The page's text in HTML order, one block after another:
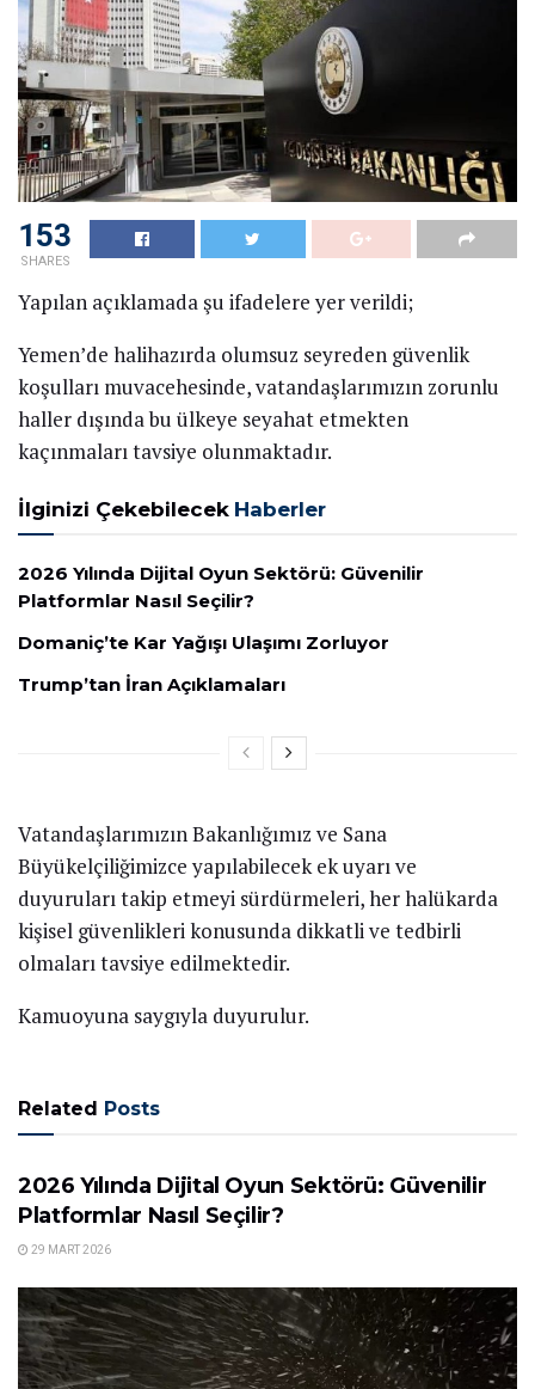
153
SHARES
Yapılan açıklamada şu ifadelere yer verildi;
Yemen’de halihazırda olumsuz seyreden güvenlik
koşulları muvacehesinde, vatandaşlarımızın zorunlu
haller dışında bu ülkeye seyahat etmekten
kaçınmaları tavsiye olunmaktadır.
İlginizi Çekebilecek Haberler
2026 Yılında Dijital Oyun Sektörü: Güvenilir
Platformlar Nasıl Seçilir?
Domaniç’te Kar Yağışı Ulaşımı Zorluyor
Trump’tan İran Açıklamaları
Vatandaşlarımızın Bakanlığımız ve Sana
Büyükelçiliğimizce yapılabilecek ek uyarı ve
duyuruları takip etmeyi sürdürmeleri, her halükarda
kişisel güvenlikleri konusunda dikkatli ve tedbirli
olmaları tavsiye edilmektedir.
Kamuoyuna saygıyla duyurulur.
Related Posts
GÜNDEM
2026 Yılında Dijital Oyun Sektörü: Güvenilir
Platformlar Nasıl Seçilir?
29 MART 2026